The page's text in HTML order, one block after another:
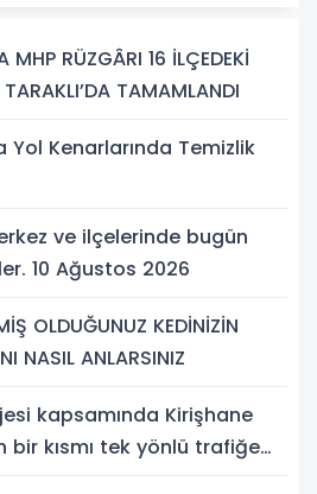
MHP RÜZGÂRI 16 İLÇEDEKİ
TARAKLI’DA TAMAMLANDI
Yol Kenarlarında Temizlik
ve ilçelerinde bugün
10 Ağustos 2026
OLDUĞUNUZ KEDİNİZİN
NASIL ANLARSINIZ
kapsamında Kirişhane
bir kısmı tek yönlü trafiğe